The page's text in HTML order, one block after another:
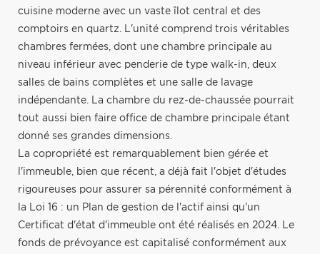
cuisine moderne avec un vaste îlot central et des
comptoirs en quartz. L'unité comprend trois véritables
chambres fermées, dont une chambre principale au
niveau inférieur avec penderie de type walk-in, deux
salles de bains complètes et une salle de lavage
indépendante. La chambre du rez-de-chaussée pourrait
tout aussi bien faire office de chambre principale étant
donné ses grandes dimensions.
La copropriété est remarquablement bien gérée et
l'immeuble, bien que récent, a déjà fait l'objet d'études
rigoureuses pour assurer sa pérennité conformément à
la Loi 16 : un Plan de gestion de l'actif ainsi qu'un
Certificat d'état d'immeuble ont été réalisés en 2024. Le
fonds de prévoyance est capitalisé conformément aux